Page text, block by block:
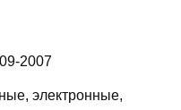
2007
электронные,